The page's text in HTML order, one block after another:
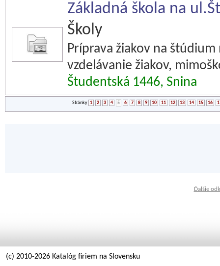
Základná škola na
Školy
Príprava žiakov na
vzdelávanie žiakov,
Študentská 1446, Snina
Stránky 1 2 3 4 5 6 7 8 9 10 11 12 13 14 15 16
Ďalšie
(c) 2010-2026 Katalóg firiem na Slovensku